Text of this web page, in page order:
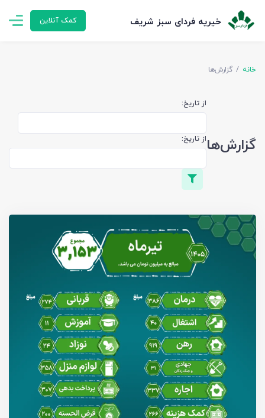
خیریه فردای سبز شریف کمک آنلاین
خانه گزارش‌ها
گزارش‌ها
از تاریخ:
از تاریخ: